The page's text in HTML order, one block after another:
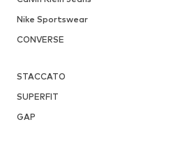
Nike Sportswear
CONVERSE
STACCATO
SUPERFIT
GAP